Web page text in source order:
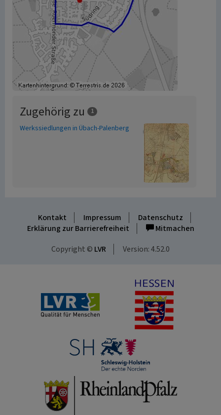
Zugehörig zu 1
Werkssiedlungen in Übach-Palenberg
Kontakt Impressum
Datenschutz
Erklärung zur Barrierefreiheit
Mitmachen
Copyright © LVR Version: 4.52.0